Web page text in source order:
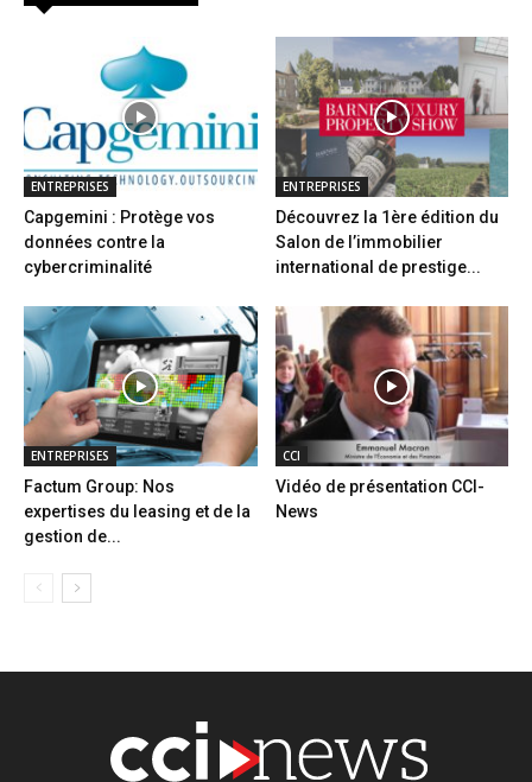
ENTREPRISES
Capgemini : Protège vos
données contre la
cybercriminalité
ENTREPRISES
Découvrez la 1ère édition du
Salon de l’immobilier
international de prestige...
ENTREPRISES
Factum Group: Nos
expertises du leasing et de la
gestion de...
CCI
Vidéo de présentation CCI-
News